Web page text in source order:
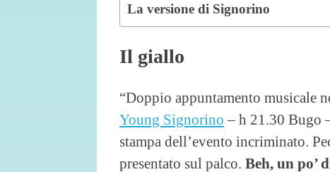
La versione di Signorino
Il giallo
“Doppio appuntamento musicale
Young Signorino – h 21.30 Bugo
stampa dell’evento incriminato.
presentato sul palco. Beh, un po’